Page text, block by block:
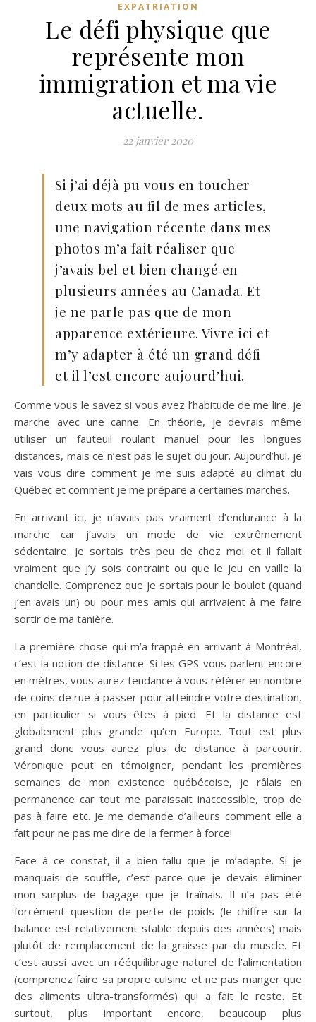
EXPATRIATION
Le défi physique que
représente mon
immigration et ma vie
actuelle.
22 janvier 2020
Si j’ai déjà pu vous en toucher
deux mots au fil de mes articles,
une navigation récente dans mes
photos m’a fait réaliser que
j’avais bel et bien changé en
plusieurs années au Canada. Et
je ne parle pas que de mon
apparence extérieure. Vivre ici et
m’y adapter à été un grand défi
et il l’est encore aujourd’hui.
Comme vous le savez si vous avez l’habitude de me lire, je
marche avec une canne. En théorie, je devrais même
utiliser un fauteuil roulant manuel pour les longues
distances, mais ce n’est pas le sujet du jour. Aujourd’hui, je
vais vous dire comment je me suis adapté au climat du
Québec et comment je me prépare a certaines marches.
En arrivant ici, je n’avais pas vraiment d’endurance à la
marche car j’avais un mode de vie extrêmement
sédentaire. Je sortais très peu de chez moi et il fallait
vraiment que j’y sois contraint ou que le jeu en vaille la
chandelle. Comprenez que je sortais pour le boulot (quand
j’en avais un) ou pour mes amis qui arrivaient à me faire
sortir de ma tanière.
La première chose qui m’a frappé en arrivant à Montréal,
c’est la notion de distance. Si les GPS vous parlent encore
en mètres, vous aurez tendance à vous référer en nombre
de coins de rue à passer pour atteindre votre destination,
en particulier si vous êtes à pied. Et la distance est
globalement plus grande qu’en Europe. Tout est plus
grand donc vous aurez plus de distance à parcourir.
Véronique peut en témoigner, pendant les premières
semaines de mon existence québécoise, je râlais en
permanence car tout me paraissait inaccessible, trop de
pas à faire etc. Je me demande d’ailleurs comment elle a
fait pour ne pas me dire de la fermer à force!
Face à ce constat, il a bien fallu que je m’adapte. Si je
manquais de souffle, c’est parce que je devais éliminer
mon surplus de bagage que je traînais. Il n’a pas été
forcément question de perte de poids (le chiffre sur la
balance est relativement stable depuis des années) mais
plutôt de remplacement de la graisse par du muscle. Et
c’est aussi avec un rééquilibrage naturel de l’alimentation
(comprenez faire sa propre cuisine et ne pas manger que
des aliments ultra-transformés) qui a fait le reste. Et
surtout, plus important encore, beaucoup plus